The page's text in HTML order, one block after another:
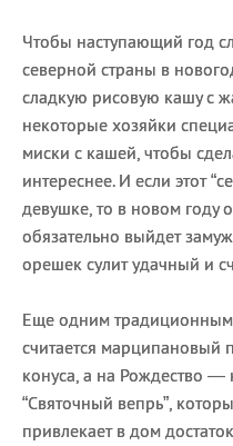
Чтобы наступающий год
северной страны в
сладкую рисовую кашу с
некоторые хозяйки
миски с кашей, чтобы
интереснее. И если этот
девушке, то в новом году
обязательно выйдет
орешек сулит удачный и
Еще одним
считается марципановый
конуса, а на Рождество
“Святочный вепрь”,
привлекает в дом